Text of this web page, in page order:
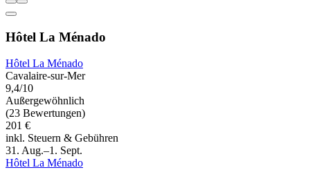
Hôtel La Ménado
Hôtel La Ménado
Cavalaire-sur-Mer
9,4/10
Außergewöhnlich
(23 Bewertungen)
201 €
inkl. Steuern & Gebühren
31. Aug.–1. Sept.
Hôtel La Ménado